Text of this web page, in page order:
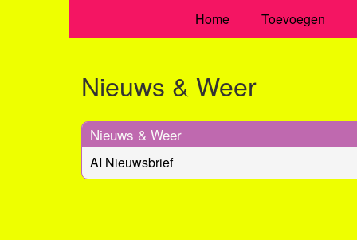
Home Toevoegen
Nieuws & Weer
Nieuws & Weer
AI Nieuwsbrief